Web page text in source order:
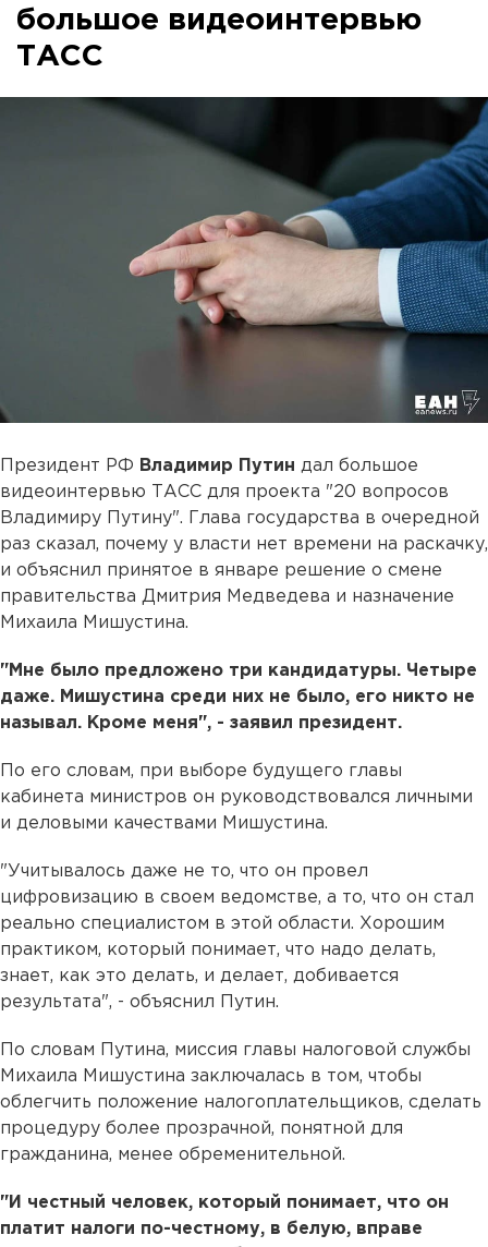
большое видеоинтервью
ТАСС
Президент РФ Владимир Путин дал большое
видеоинтервью ТАСС для проекта "20 вопросов
Владимиру Путину". Глава государства в очередной
раз сказал, почему у власти нет времени на раскачку,
и объяснил принятое в январе решение о смене
правительства Дмитрия Медведева и назначение
Михаила Мишустина.
"Мне было предложено три кандидатуры. Четыре
даже. Мишустина среди них не было, его никто не
называл. Кроме меня", - заявил президент.
По его словам, при выборе будущего главы
кабинета министров он руководствовался личными
и деловыми качествами Мишустина.
"Учитывалось даже не то, что он провел
цифровизацию в своем ведомстве, а то, что он стал
реально специалистом в этой области. Хорошим
практиком, который понимает, что надо делать,
знает, как это делать, и делает, добивается
результата", - объяснил Путин.
По словам Путина, миссия главы налоговой службы
Михаила Мишустина заключалась в том, чтобы
облегчить положение налогоплательщиков, сделать
процедуру более прозрачной, понятной для
гражданина, менее обременительной.
"И честный человек, который понимает, что он
платит налоги по-честному, в белую, вправе